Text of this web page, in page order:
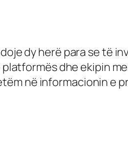
dy herë para se të
dhe ekipin
në informacionin e